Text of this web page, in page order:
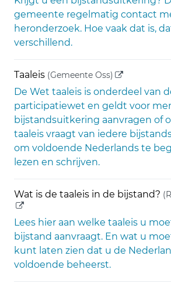
gemeente regelmatig contact
heronderzoek. Hoe vaak dat is,
verschillend.
Taaleis (Gemeente Oss) (externe link)
De Wet taaleis is onderdeel van
participatiewet en geldt voor
bijstandsuitkering aanvragen of
taaleis vraagt van iedere
om voldoende Nederlands te
lezen en schrijven.
Wat is de taaleis in de bijstand?
Lees hier aan welke taaleis u
bijstand aanvraagt. En wat u
kunt laten zien dat u de
voldoende beheerst.